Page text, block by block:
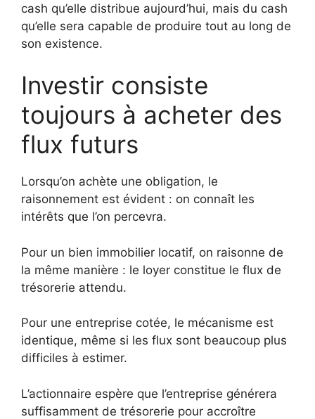
cash qu’elle distribue aujourd’hui, mais du cash
qu’elle sera capable de produire tout au long de
son existence.
Investir consiste
toujours à acheter des
flux futurs
Lorsqu’on achète une obligation, le
raisonnement est évident : on connaît les
intérêts que l’on percevra.
Pour un bien immobilier locatif, on raisonne de
la même manière : le loyer constitue le flux de
trésorerie attendu.
Pour une entreprise cotée, le mécanisme est
identique, même si les flux sont beaucoup plus
difficiles à estimer.
L’actionnaire espère que l’entreprise générera
suffisamment de trésorerie pour accroître